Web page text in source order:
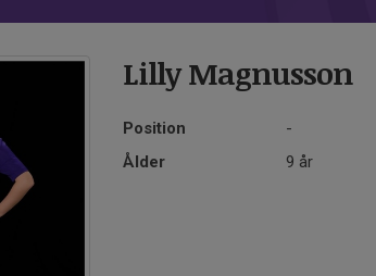
Lilly Magnusson
Position
-
Ålder
9 år